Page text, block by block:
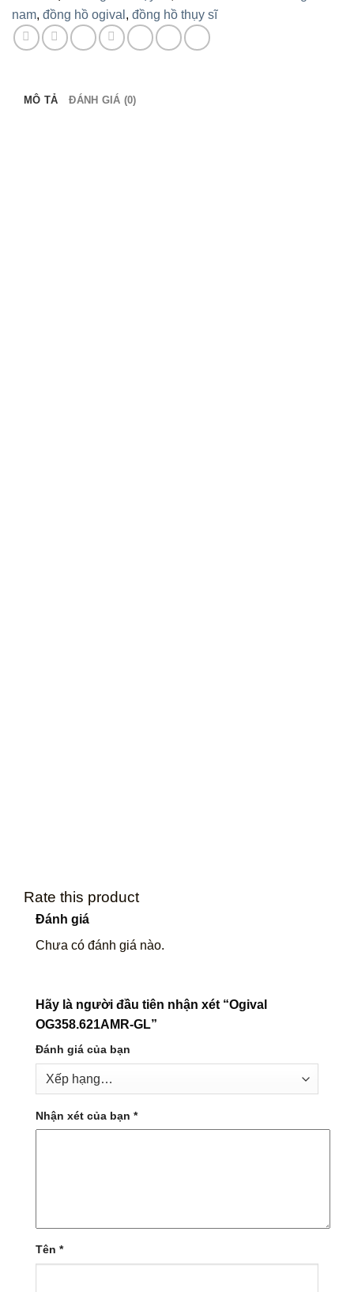
nam, đồng hồ ogival , đồng hồ thụy sĩ
MÔ TẢ ĐÁNH GIÁ (0)
Rate this product
Đánh giá
Chưa có đánh giá nào.
Hãy là người đầu tiên nhận xét “Ogival
OG358.621AMR-GL”
Đánh giá của bạn
Nhận xét của bạn *
Tên *